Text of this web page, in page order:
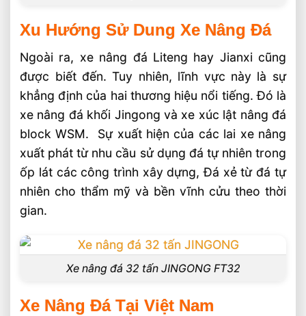
Xu Hướng Sử Dung Xe Nâng Đá
Ngoài ra, xe nâng đá Liteng hay Jianxi cũng
được biết đến. Tuy nhiên, lĩnh vực này là sự
khẳng định của hai thương hiệu nổi tiếng. Đó là
xe nâng đá khối Jingong và xe xúc lật nâng đá
block WSM. Sự xuất hiện của các lai xe nâng
xuất phát từ nhu cầu sử dụng đá tự nhiên trong
ốp lát các công trình xây dựng, Đá xẻ từ đá tự
nhiên cho thẩm mỹ và bền vĩnh cửu theo thời
gian.
Xe nâng đá 32 tấn JINGONG FT32
Xe Nâng Đá Tại Việt Nam